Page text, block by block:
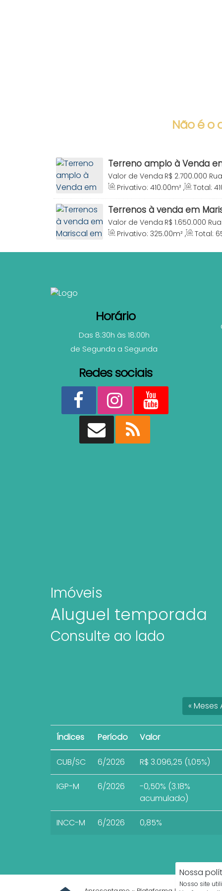
Nossa
Nosso site
Não é o
Terreno amplo à Venda
Bombinhas SC
R$ 2.700.000
Valor de Venda
Centro, Bombinhas, Santa
Privativo: 410.00m² , Total:
Terreno: 410.00m² , Frente: 17.00
Terrenos à venda em
R$ 1.650.000
Valor de Venda
000, Mariscal, Bombinhas,
Privativo: 325.00m² , Total:
Horário
Das 8:30h às 18:00h
de Segunda a Segunda
Redes sociais
Imóveis
Aluguel temporada
Consulte ao lado
« Meses
Índices Período Valor
CUB/SC 6/2026 R$ 3.096,25 (1,05%)
IGP-M 6/2026
-0,50% (3.18%
acumulado)
INCC-M 6/2026 0,85%